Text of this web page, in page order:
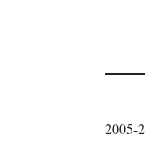
2005-